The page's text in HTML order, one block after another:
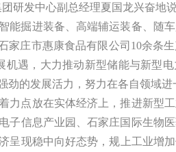
研发中心副总经理夏国龙兴奋地说
能掘进装备、高端辅运装备、随
庄市惠康食品有限公司10余条
机遇，大力推动新型储能与新
的发展活力，努力在各自领域进
力点放在实体经济上，推进新型
子信息产业园、石家庄国际生物
呈现稳中向好态势，规上工业增